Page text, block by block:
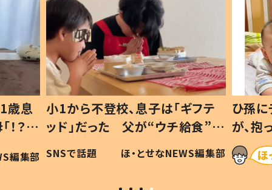
歳息
？」
編集部
小1から不登校、息子は「ギフテ
ッド」だった 父が“ウチ給食”を
作り続ける理由とは #令和の親
#令和の子
SNSで話題 ほ・とせなNEWS編集部
ひ孫
が、
「涙が
い」